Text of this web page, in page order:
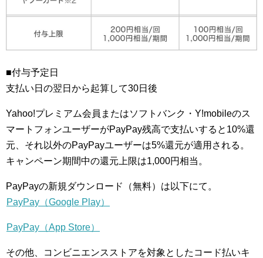
■付与予定日
支払い日の翌日から起算して30日後
Yahoo!プレミアム会員またはソフトバンク・Y!mobileのス
マートフォンユーザーがPayPay残高で支払いすると10%還
元、それ以外のPayPayユーザーは5%還元が適用される。
キャンペーン期間中の還元上限は1,000円相当。
PayPayの新規ダウンロード（無料）は以下にて。
PayPay（Google Play）
PayPay（App Store）
その他、コンビニエンスストアを対象としたコード払いキ